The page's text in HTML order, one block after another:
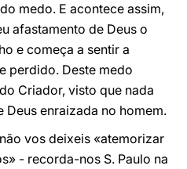
medo. E acontece assim,
afastamento de Deus o
e começa a sentir a
perdido. Deste medo
Criador, visto que nada
enraizada no homem.
vos deixeis «atemorizar
- recorda-nos S. Paulo na